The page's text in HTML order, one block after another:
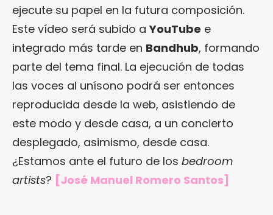
ejecute su papel en la futura composición.
Este vídeo será subido aYouTube e
integrado más tarde en Bandhub, formando
parte del tema final. La ejecución de todas
las voces al unísono podrá ser entonces
reproducida desde la web, asistiendo de
este modo y desde casa, a un concierto
desplegado, asimismo, desde casa.
¿Estamos ante el futuro de los bedroom
artists? [José Manuel Romero Santos]